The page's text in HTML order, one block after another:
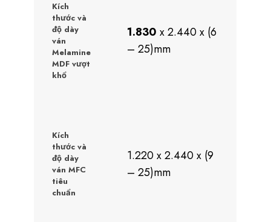
Kích
thước và
độ dày
ván
Melamine
MDF vượt
khổ
1.830 x 2.440 x (6
– 25)mm
Kích
thước và
độ dày
ván MFC
tiêu
chuẩn
1.220 x 2.440 x (9
– 25)mm